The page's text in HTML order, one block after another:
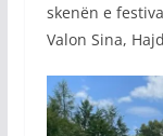
skenën e
Valon Sina,